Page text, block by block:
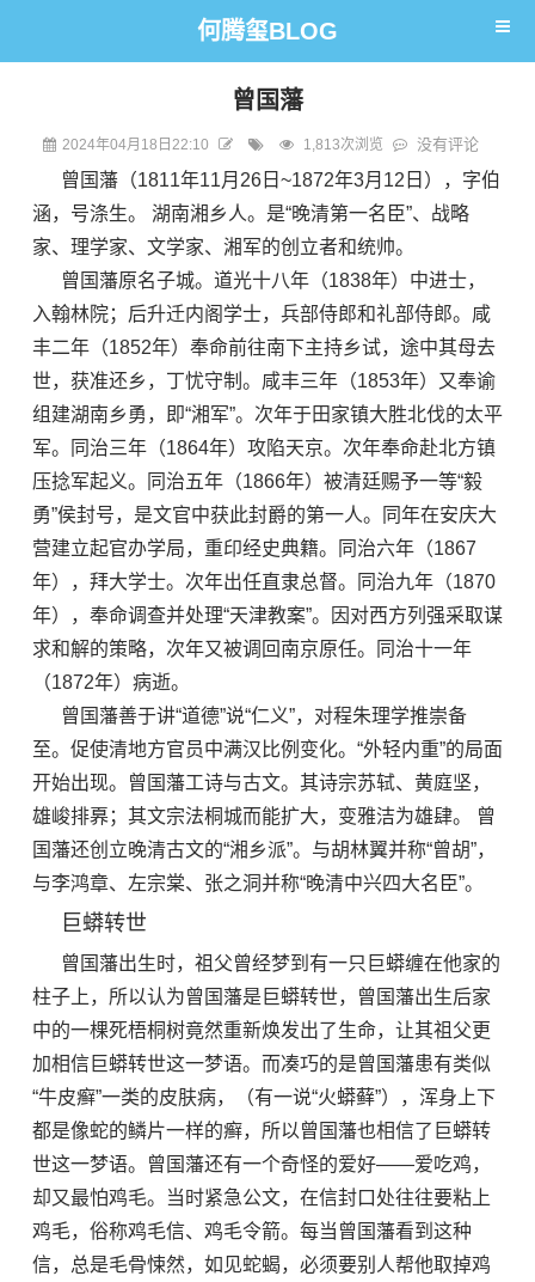
曾国藩
2024年04月18日22:10 1,813次浏览 没有评论
曾国藩（1811年11月26日~1872年3月12日）， 字伯
涵，号涤生。
湖南湘乡人。 是“晚清第一名臣”、 战略
家、理学家、文学家、 湘军的创立者和统帅。
曾国藩原名子城。道光十八年（1838年）中进士，
入翰林院；后升迁内阁学士， 兵部侍郎和礼部侍郎。 咸
丰二年（1852年）奉命前往南下主持乡试，途中其母去
世，获准还乡， 丁忧守制 。咸丰三年（1853年）又奉谕
组建湖南乡勇，即“湘军”。次年于田家镇大胜北伐的太平
军。同治三年（1864年）攻陷天京。次年奉命赴北方镇
压捻军起义。同治五年（1866年）被清廷赐予一等“毅
勇”侯封号，是文官中获此封爵的第一人。同年在安庆大
营建立起官办学局，重印经史典籍。同治六年（1867
年），拜大学士。次年出任直隶总督。同治九年（1870
年），奉命调查并处理“天津教案”。因对西方列强采取谋
求和解的策略，次年又被调回南京原任。同治十一年
（1872年）病逝。
曾国藩善于讲“道德”说“仁义”，对程朱理学推崇备
至。 促使清地方官员中满汉比例变化。“外轻内重”的局面
开始出现。
曾国藩工诗与古文。其诗宗苏轼、黄庭坚，
雄峻排奡；其文宗法桐城而能扩大，变雅洁为雄肆。
曾
国藩还创立晚清古文的“湘乡派”。 与胡林翼并称“曾胡”，
与李鸿章、 左宗棠、 张之洞并称“晚清中兴四大名臣”。
巨蟒转世
曾国藩出生时，祖父曾经梦到有一只巨蟒缠在他家的
柱子上，所以认为曾国藩是巨蟒转世，曾国藩出生后家
中的一棵死梧桐树竟然重新焕发出了生命，让其祖父更
加相信巨蟒转世这一梦语。而凑巧的是曾国藩患有类似
“牛皮癣”一类的皮肤病，（有一说“火蟒藓”），浑身上下
都是像蛇的鳞片一样的癣，所以曾国藩也相信了巨蟒转
世这一梦语。曾国藩还有一个奇怪的爱好——爱吃鸡，
却又最怕鸡毛。当时紧急公文，在信封口处往往要粘上
鸡毛，俗称鸡毛信、鸡毛令箭。每当曾国藩看到这种
信，总是毛骨悚然，如见蛇蝎，必须要别人帮他取掉鸡
何腾玺BLOG